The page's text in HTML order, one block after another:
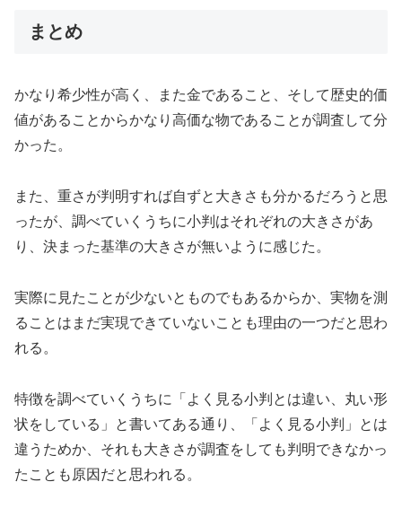
まとめ
かなり希少性が高く、また金であること、そして歴史的価
値があることからかなり高価な物であることが調査して分
かった。
また、重さが判明すれば自ずと大きさも分かるだろうと思
ったが、調べていくうちに小判はそれぞれの大きさがあ
り、決まった基準の大きさが無いように感じた。
実際に見たことが少ないとものでもあるからか、実物を測
ることはまだ実現できていないことも理由の一つだと思わ
れる。
特徴を調べていくうちに「よく見る小判とは違い、丸い形
状をしている」と書いてある通り、「よく見る小判」とは
違うためか、それも大きさが調査をしても判明できなかっ
たことも原因だと思われる。